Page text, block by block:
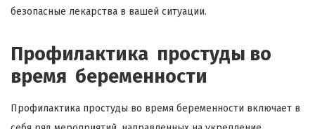
безопасные лекарства в вашей ситуации.
Профилактика простуды во
время беременности
Профилактика простуды во время беременности включает в